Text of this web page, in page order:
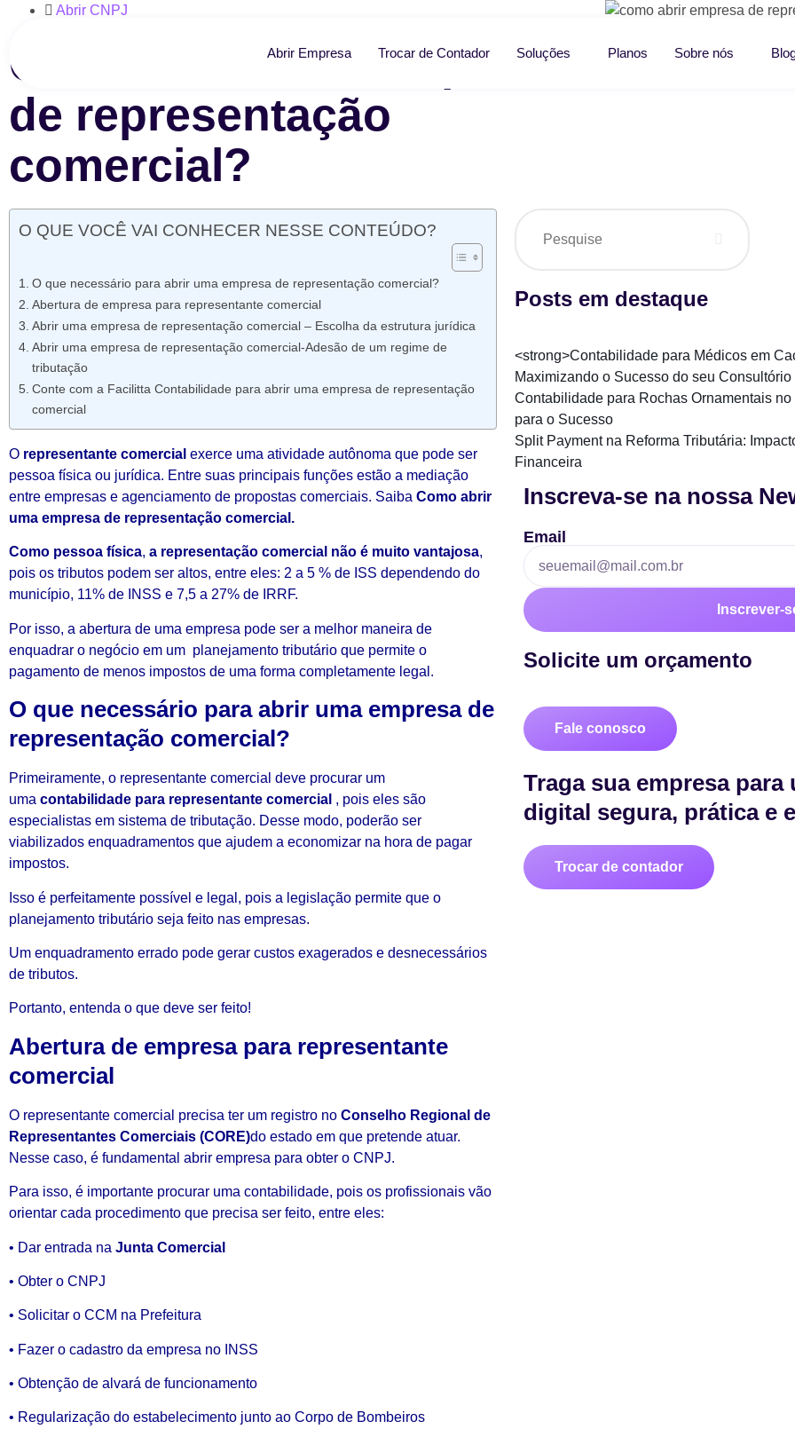
Abrir Empresa Trocar de Contador Soluções Planos Sobre nós
Abrir CNPJ
Como abrir uma empresa
de representação
comercial?
O QUE VOCÊ VAI CONHECER NESSE CONTEÚDO?
O que necessário para abrir uma empresa de representação comercial?
Abertura de empresa para representante comercial
Abrir uma empresa de representação comercial – Escolha da estrutura jurídica
Abrir uma empresa de representação comercial-Adesão de um regime de
tributação
Conte com a Facilitta Contabilidade para abrir uma empresa de representação
comercial
O representante comercial exerce uma atividade autônoma que pode ser
pessoa física ou jurídica. Entre suas principais funções estão a mediação
entre empresas e agenciamento de propostas comerciais. Saiba Como abrir
uma empresa de representação comercial.
Como pessoa física, a representação comercial não é muito vantajosa,
pois os tributos podem ser altos, entre eles: 2 a 5 % de ISS dependendo do
município, 11% de INSS e 7,5 a 27% de IRRF.
Por isso, a abertura de uma empresa pode ser a melhor maneira de
enquadrar o negócio em um planejamento tributário que permite o
pagamento de menos impostos de uma forma completamente legal.
O que necessário para abrir uma empresa de
representação comercial?
Primeiramente, o representante comercial deve procurar um
uma contabilidade para representante comercial , pois eles são
especialistas em sistema de tributação. Desse modo, poderão ser
viabilizados enquadramentos que ajudem a economizar na hora de pagar
impostos.
Isso é perfeitamente possível e legal, pois a legislação permite que o
planejamento tributário seja feito nas empresas.
Um enquadramento errado pode gerar custos exagerados e desnecessários
de tributos.
Portanto, entenda o que deve ser feito!
Abertura de empresa para representante
comercial
O representante comercial precisa ter um registro no Conselho Regional de
Representantes Comerciais (CORE)do estado em que pretende atuar.
Nesse caso, é fundamental abrir empresa para obter o CNPJ.
Para isso, é importante procurar uma contabilidade, pois os profissionais vão
orientar cada procedimento que precisa ser feito, entre eles:
• Dar entrada na Junta Comercial
• Obter o CNPJ
• Solicitar o CCM na Prefeitura
• Fazer o cadastro da empresa no INSS
• Obtenção de alvará de funcionamento
• Regularização do estabelecimento junto ao Corpo de Bombeiros
Posts em destaque
<strong>Contabilidade para Médicos em
Maximizando o Sucesso do seu
Contabilidade para Rochas Ornamentais
para o Sucesso
Split Payment na Reforma Tributária:
Financeira
Inscreva-se na nossa
Email
Inscrever-
Solicite um orçamento
Fale conosco
Traga sua empresa
digital segura, prática e
Trocar de contador